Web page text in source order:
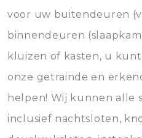
voor uw buitendeuren
binnendeuren
kluizen of kasten, u
onze getrainde en
helpen! Wij kunnen alle
inclusief nachtsloten,